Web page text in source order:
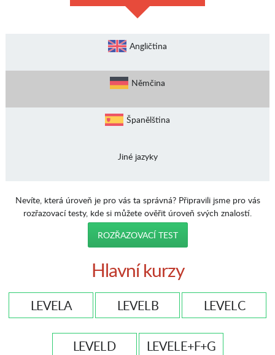
Angličtina
Němčina
Španělština
Jiné jazyky
Nevíte, která úroveň je pro vás ta správná? Připravili jsme pro vás
rozřazovací testy, kde si můžete ověřit úroveň svých znalostí.
ROZŘAZOVACÍ TEST
Hlavní kurzy
LEVEL A LEVEL B LEVEL C
LEVEL D LEVEL E+F+G